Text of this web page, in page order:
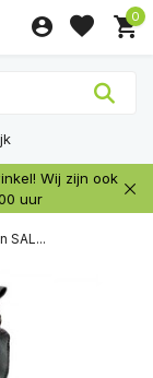
0
Wij zijn ook
uur
SAL...